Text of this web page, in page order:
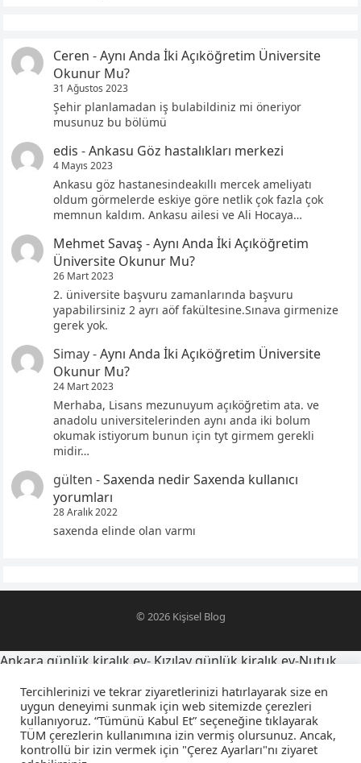
Ceren -Aynı Anda İki Açıköğretim Üniversite
Okunur Mu?
31 Ağustos 2023
Şehir planlamadan iş bulabildiniz mi öneriyor
musunuz bu bölümü
edis -Ankasu Göz hastalıkları merkezi
4 Mayıs 2023
Ankasu göz hastanesindeakıllı mercek ameliyatı
oldum görmelerde eskiye göre netlik çok fazla çok
memnun kaldım. Ankasu ailesi ve Ali Hocaya…
Mehmet Savaş -Aynı Anda İki Açıköğretim
Üniversite Okunur Mu?
26 Mart 2023
2. üniversite başvuru zamanlarında başvuru
yapabilirsiniz 2 ayrı aöf fakültesine.Sınava girmenize
gerek yok.
Simay-Aynı Anda İki Açıköğretim Üniversite
Okunur Mu?
24 Mart 2023
Merhaba, Lisans mezunuyum açıköğretim ata. ve
anadolu universitelerinden aynı anda iki bolum
okumak istiyorum bunun için tyt girmem gerekli
midir…
gülten -Saxenda nedir Saxenda kullanıcı
yorumları
28 Aralık 2022
saxenda elinde olan varmı
© 2026 Kişisel Blog
Tercihlerinizi ve tekrar ziyaretlerinizi hatırlayarak size en
uygun deneyimi sunmak için web sitemizde çerezleri
kullanıyoruz. “Tümünü Kabul Et” seçeneğine tıklayarak
TÜM çerezlerin kullanımına izin vermiş olursunuz. Ancak,
kontrollü bir izin vermek için "Çerez Ayarları"nı ziyaret
Ankara günlük kiralık ev- Kızılay günlük kiralık ev-Nutuk
yegensozleri.net-Latince yazı dövmeleri ve anlamları-
sevgiliyi farsça telefona kaydetme isimleri-falcıya sorulacak
sorular-amca yeğen sözleri- kuzeni telefona kaydetme